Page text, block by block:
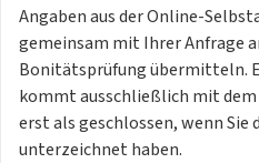
Tether
* Klimaanlage Climatronic (2-
* Kopfstützen hinten (3 Stück)
* Kopfstützen vorn,
* Ladekabel für AC-
16A)
Angaben aus der Online-
gemeinsam mit Ihrer Anfrage
Bonitätsprüfung übermitteln.
kommt ausschließlich mit
erst als geschlossen, wenn Sie
unterzeichnet haben.